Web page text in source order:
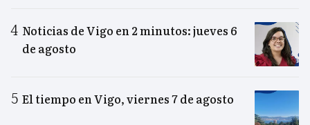
Noticias de Vigo en 2 minutos: jueves 6
de agosto
El tiempo en Vigo, viernes 7 de agosto